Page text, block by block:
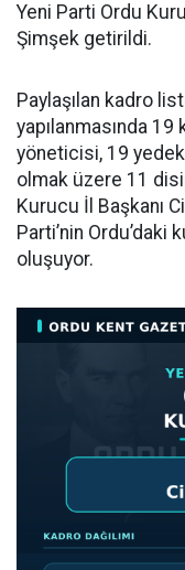
Yeni Parti Ordu
Şimşek getirildi.
Paylaşılan kadro
yapılanmasında 19
yöneticisi, 19
olmak üzere 11
Kurucu İl Başkanı
Parti’nin
oluşuyor.